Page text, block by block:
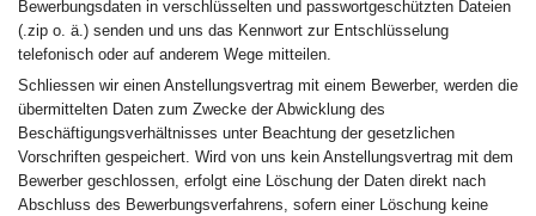
Bewerbungsdaten in verschlüsselten und passwortgeschützten Dateien
(.zip o. ä.) senden und uns das Kennwort zur Entschlüsselung
telefonisch oder auf anderem Wege mitteilen.
Schliessen wir einen Anstellungsvertrag mit einem Bewerber, werden die
übermittelten Daten zum Zwecke der Abwicklung des
Beschäftigungsverhältnisses unter Beachtung der gesetzlichen
Vorschriften gespeichert. Wird von uns kein Anstellungsvertrag mit dem
Bewerber geschlossen, erfolgt eine Löschung der Daten direkt nach
Abschluss des Bewerbungsverfahrens, sofern einer Löschung keine